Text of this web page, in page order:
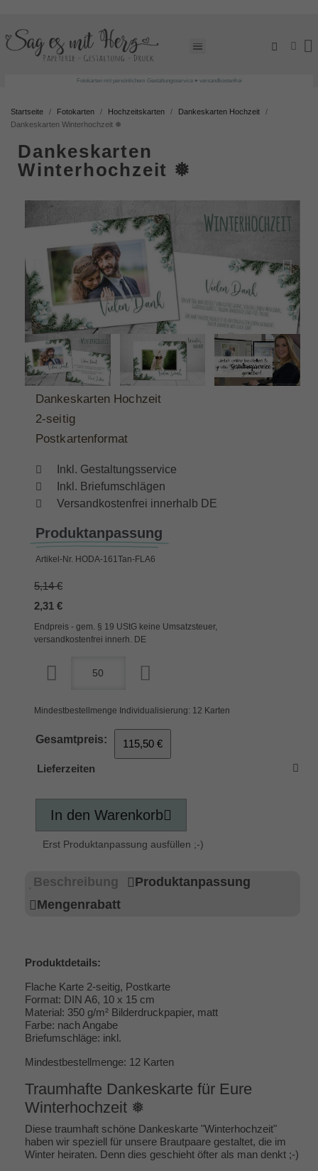
Fotokarten mit persönlichem Gestaltungsservice ♥ versandkostenfrei
Startseite Fotokarten Hochzeitskarten
Dankeskarten Hochzeit
Dankeskarten Winterhochzeit ❅
Dankeskarten
Winterhochzeit ❅
Dankeskarten Hochzeit
2-seitig
Postkartenformat
Inkl. Gestaltungsservice
Inkl. Briefumschlägen
Versandkostenfrei innerhalb DE
Produktanpassung
Artikel-Nr. HODA-161Tan-FLA6
5,14 €
2,31 €
Endpreis - gem. § 19 UStG keine Umsatzsteuer,
versandkostenfrei innerh. DE
Mindestbestellmenge Individualisierung: 12 Karten
Gesamtpreis: 115,50 €
Lieferzeiten
In den Warenkorb
Erst Produktanpassung ausfüllen ;-)
Beschreibung
Produktanpassung
Mengenrabatt
Produktdetails:
Flache Karte 2-seitig, Postkarte
Format: DIN A6, 10 x 15 cm
Material: 350 g/m² Bilderdruckpapier, matt
Farbe: nach Angabe
Briefumschläge: inkl.
Mindestbestellmenge: 12 Karten
Traumhafte Dankeskarte für Eure
Winterhochzeit ❅
Diese traumhaft schöne Dankeskarte "Winterhochzeit"
haben wir speziell für unsere Brautpaare gestaltet, die im
Winter heiraten. Denn dies geschieht öfter als man denkt ;-)